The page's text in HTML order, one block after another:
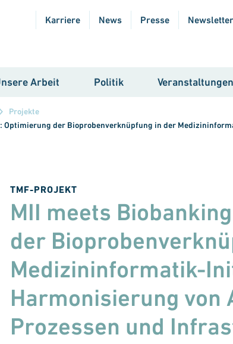
Karriere News Presse Newsletter
Arbeit Politik Veranstaltungen
Projekte
Optimierung der Bioprobenverknüpfung in der
TMF-PROJEKT
MII meets
der
Medizininformatik-
Harmonisierung von
Prozessen und